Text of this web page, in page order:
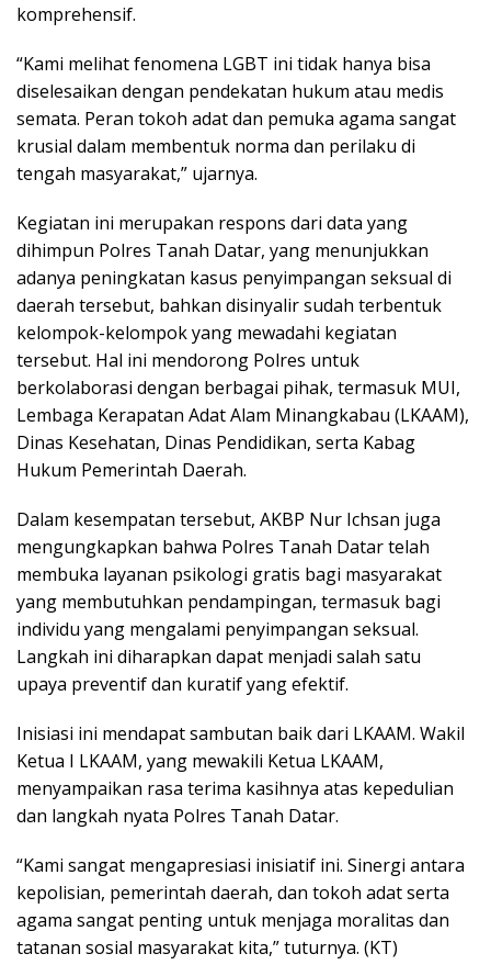
komprehensif.
“Kami melihat fenomena LGBT ini tidak hanya bisa
diselesaikan dengan pendekatan hukum atau medis
semata. Peran tokoh adat dan pemuka agama sangat
krusial dalam membentuk norma dan perilaku di
tengah masyarakat,” ujarnya.
Kegiatan ini merupakan respons dari data yang
dihimpun Polres Tanah Datar, yang menunjukkan
adanya peningkatan kasus penyimpangan seksual di
daerah tersebut, bahkan disinyalir sudah terbentuk
kelompok-kelompok yang mewadahi kegiatan
tersebut. Hal ini mendorong Polres untuk
berkolaborasi dengan berbagai pihak, termasuk MUI,
Lembaga Kerapatan Adat Alam Minangkabau (LKAAM),
Dinas Kesehatan, Dinas Pendidikan, serta Kabag
Hukum Pemerintah Daerah.
Dalam kesempatan tersebut, AKBP Nur Ichsan juga
mengungkapkan bahwa Polres Tanah Datar telah
membuka layanan psikologi gratis bagi masyarakat
yang membutuhkan pendampingan, termasuk bagi
individu yang mengalami penyimpangan seksual.
Langkah ini diharapkan dapat menjadi salah satu
upaya preventif dan kuratif yang efektif.
Inisiasi ini mendapat sambutan baik dari LKAAM. Wakil
Ketua I LKAAM, yang mewakili Ketua LKAAM,
menyampaikan rasa terima kasihnya atas kepedulian
dan langkah nyata Polres Tanah Datar.
“Kami sangat mengapresiasi inisiatif ini. Sinergi antara
kepolisian, pemerintah daerah, dan tokoh adat serta
agama sangat penting untuk menjaga moralitas dan
tatanan sosial masyarakat kita,” tuturnya. (KT)